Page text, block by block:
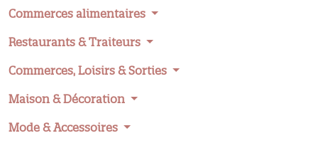
Commerces alimentaires
Restaurants & Traiteurs
Commerces, Loisirs & Sorties
Maison & Décoration
Mode & Accessoires